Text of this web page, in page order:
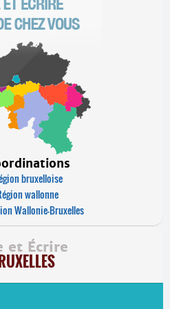
bruxelloise
wallonne
Wallonie-Bruxelles
et Écrire